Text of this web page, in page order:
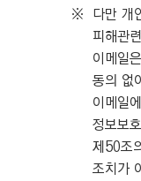
※ 다만 개
피해관
이메일
동의 없
이메일
정보보
제50조
조치가